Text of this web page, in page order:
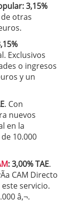
: 3,15%
otras
Exclusivos
o ingresos
y un
. Con
nuevos
en la
10.000
: 3,00% TAE.
CAM Directo
servicio.
â‚¬.